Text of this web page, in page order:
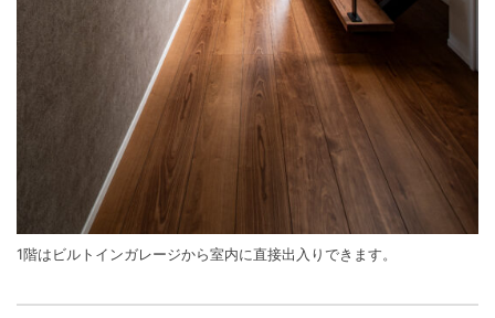
1階はビルトインガレージから室内に直接出入りできます。